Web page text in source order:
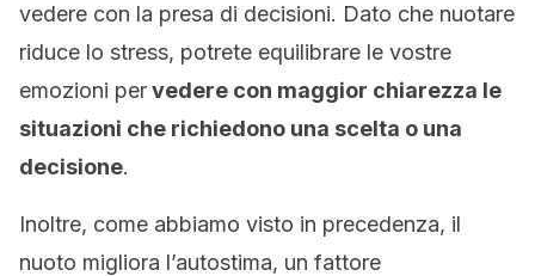
vedere con la presa di decisioni. Dato che nuotare
riduce lo stress, potrete equilibrare le vostre
emozioni pervedere con maggior chiarezza le
situazioni che richiedono una scelta o una
decisione.
Inoltre, come abbiamo visto in precedenza, il
nuoto migliora l’autostima, un fattore